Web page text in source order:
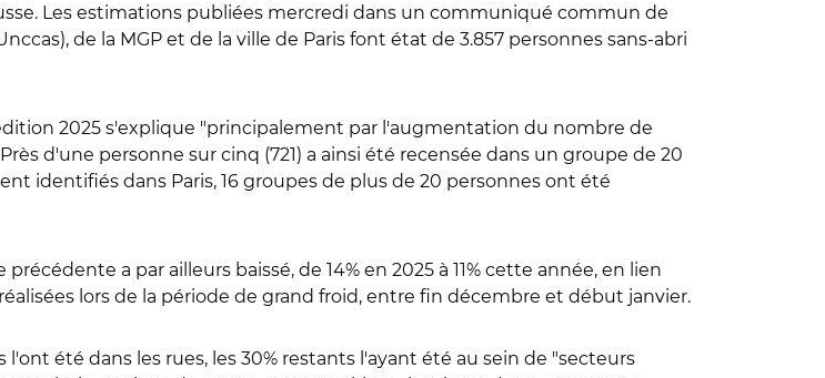
Les estimations publiées mercredi dans un communiqué commun de
de la MGP et de la ville de Paris font état de 3.857 personnes sans-abri
2025 s'explique "principalement par l'augmentation du nombre de
d'une personne sur cinq (721) a ainsi été recensée dans un groupe de 20
identifiés dans Paris, 16 groupes de plus de 20 personnes ont été
a par ailleurs baissé, de 14% en 2025 à 11% cette année, en lien
lors de la période de grand froid, entre fin décembre et début janvier.
été dans les rues, les 30% restants l'ayant été au sein de "secteurs